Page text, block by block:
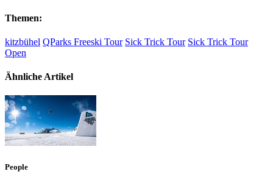
Themen:
kitzbühel QParks Freeski Tour Sick Trick Tour Sick Trick Tour
Open
Ähnliche Artikel
People